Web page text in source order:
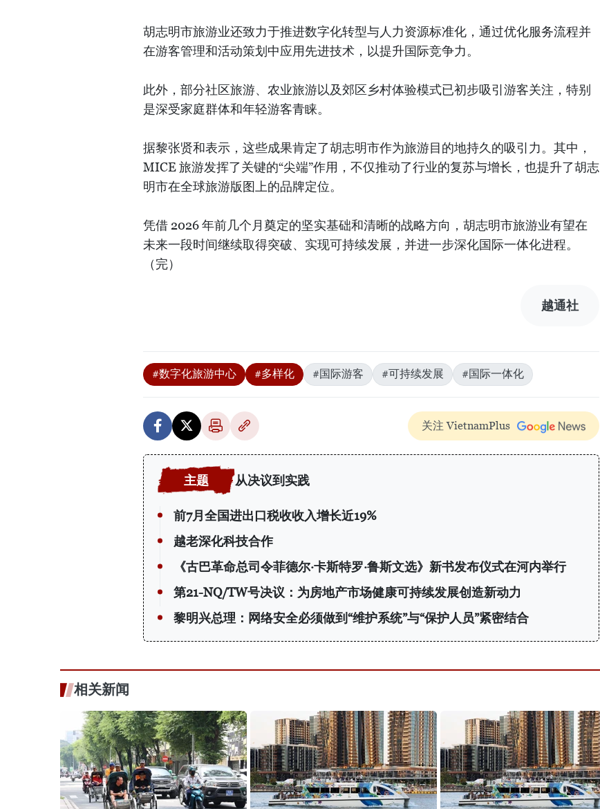
胡志明市旅游业还致力于推进数字化转型与人力资源标准化，通过优化服务流程并
在游客管理和活动策划中应用先进技术，以提升国际竞争力。
此外，部分社区旅游、农业旅游以及郊区乡村体验模式已初步吸引游客关注，特别
是深受家庭群体和年轻游客青睐。
据黎张贤和表示，这些成果肯定了胡志明市作为旅游目的地持久的吸引力。其中，
MICE 旅游发挥了关键的“尖端”作用，不仅推动了行业的复苏与增长，也提升了胡志
明市在全球旅游版图上的品牌定位。
凭借 2026 年前几个月奠定的坚实基础和清晰的战略方向，胡志明市旅游业有望在
未来一段时间继续取得突破、实现可持续发展，并进一步深化国际一体化进程。
（完）
越通社
#数字化旅游中心 #多样化 #国际游客 #可持续发展 #国际一体化
关注 VietnamPlus
从决议到实践
前7月全国进出口税收收入增长近19%
越老深化科技合作
《古巴革命总司令菲德尔·卡斯特罗·鲁斯文选》新书发布仪式在河内举行
第21-NQ/TW号决议：为房地产市场健康可持续发展创造新动力
黎明兴总理：网络安全必须做到“维护系统”与“保护人员”紧密结合
相关新闻